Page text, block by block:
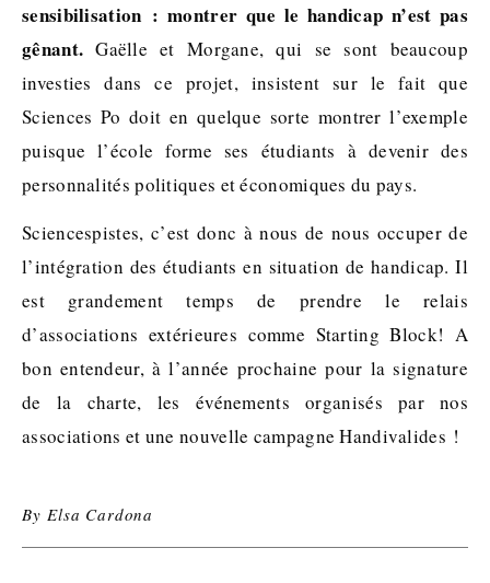
sensibilisation : montrer que le handicap n’est pas
gênant. Gaëlle et Morgane, qui se sont beaucoup
investies dans ce projet, insistent sur le fait que
Sciences Po doit en quelque sorte montrer l’exemple
puisque l’école forme ses étudiants à devenir des
personnalités politiques et économiques du pays.
Sciencespistes, c’est donc à nous de nous occuper de
l’intégration des étudiants en situation de handicap. Il
est grandement temps de prendre le relais
d’associations extérieures comme Starting Block! A
bon entendeur, à l’année prochaine pour la signature
de la charte, les événements organisés par nos
associations et une nouvelle campagne Handivalides !
ByElsa Cardona